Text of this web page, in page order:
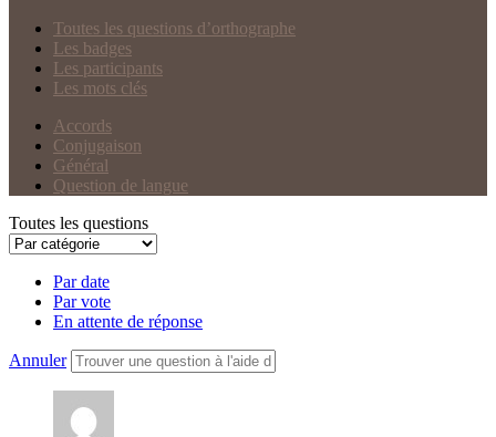
Toutes les questions d’orthographe
Les badges
Les participants
Les mots clés
Accords
Conjugaison
Général
Question de langue
Toutes les questions
Par date
Par vote
En attente de réponse
Annuler